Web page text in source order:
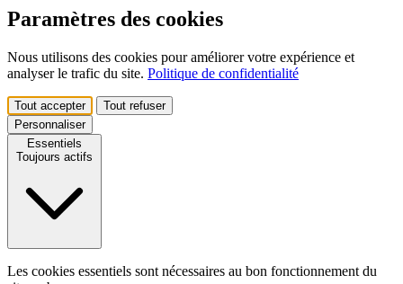
Paramètres des cookies
Nous utilisons des cookies pour améliorer votre expérience et
analyser le trafic du site. Politique de confidentialité
Tout accepter
Tout refuser
Personnaliser
Essentiels
Toujours actifs
Les cookies essentiels sont nécessaires au bon fonctionnement du